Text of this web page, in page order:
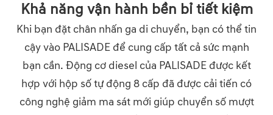
Khả năng vận hành bền bỉ tiết kiệm
Khi bạn đặt chân nhấn ga di chuyển, bạn có thể tin
cậy vào PALISADE để cung cấp tất cả sức mạnh
bạn cần. Động cơ diesel của PALISADE được kết
hợp với hộp số tự động 8 cấp đã được cải tiến có
công nghệ giảm ma sát mới giúp chuyển số mượt